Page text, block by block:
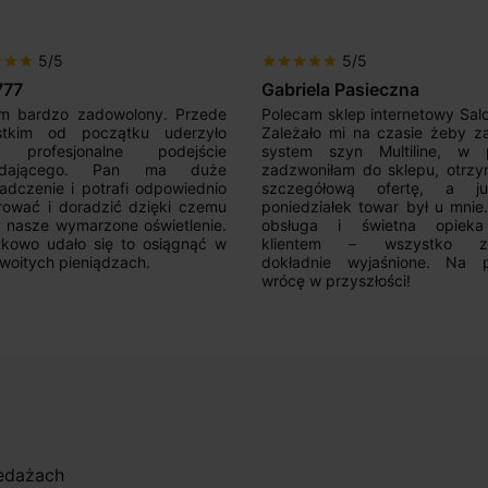
star star 5/5
Pasieczna
sklep internetowy SalonLED.
mi na czasie żeby zakupić
szyn Multiline, w piątek
do sklepu, otrzymałam
ofertę, a już w
towar był u mnie.Super
i świetna opieka nad
– wszystko zostało
wyjaśnione. Na pewno
star star star star star 5/5
Mir Por
Super sprzedawca!
razy i jestem zadowolony z
produktów. Wszystko
opisem, sprawna realizacja,
kontakt. Polecam.